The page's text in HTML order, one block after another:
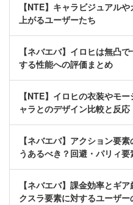
【NTE】キャラビジュアル
上がるユーザーたち
【ネバエバ】イロヒは無凸
する性能への評価まとめ
【NTE】イロヒの衣装やモ
ャラとのデザイン比較と反応
【ネバエバ】アクション要
うあるべき？回避・パリィ
【ネバエバ】課金効率とギ
クスラ要素に対するユーザ